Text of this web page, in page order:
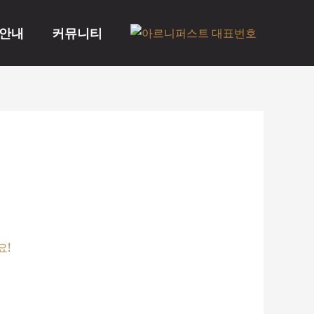
내 커뮤니티
!